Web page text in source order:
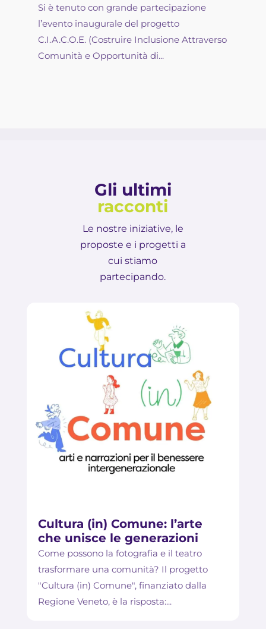
Si è tenuto con grande partecipazione
l’evento inaugurale del progetto
C.I.A.C.O.E. (Costruire Inclusione Attraverso
Comunità e Opportunità di...
Gli ultimi
racconti
Le nostre iniziative, le
proposte e i progetti a
cui stiamo
partecipando.
Cultura (in) Comune: l’arte
che unisce le generazioni
Come possono la fotografia e il teatro
trasformare una comunità? Il progetto
"Cultura (in) Comune", finanziato dalla
Regione Veneto, è la risposta:...